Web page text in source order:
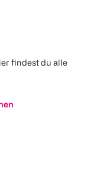
findest du alle